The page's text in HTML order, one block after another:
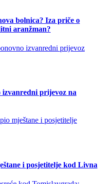
bolnica? Iza priče o
aranžman?
prijevoz na
i posjetitelje kod Livna